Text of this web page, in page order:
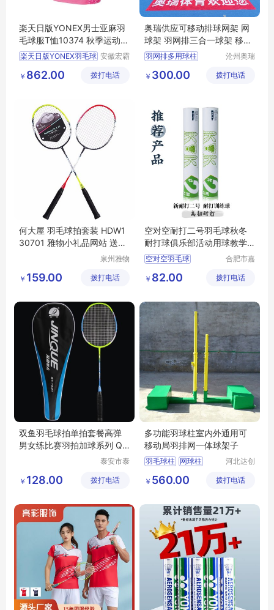
楽天日版YONEX男士亚麻羽
毛球服T恤10374 秋季运动球
衣现货
楽天日版YONEX羽毛球 安徽宏霸
有限公司
￥ 862.00 拨打电话
奥瑞供应可移动排球网架 网
球架 羽网排三合一球架 移动
羽毛球柱
羽网排多用球柱
气排球中
沧州奥瑞
制造有限
￥ 300.00 拨打电话
何大屋 羽毛球拍套装 HDW1
30701 雅物小礼品网站 送长
辈健身礼物 MY-ACJJ-（T）
泉州雅物
公司
￥ 159.00 拨打电话
空对空耐打二号羽毛球秋冬
耐打球俱乐部活动用球教学
训练用球
空对空羽毛球
训练羽毛球
合肥市嘉
育用品有
￥ 82.00 拨打电话
双鱼羽毛球拍单拍套餐高弹
男女练比赛羽拍加球系列 QT
泰安市泰
瑞特健身
￥ 128.00 拨打电话
多功能羽球柱室内外通用可
移动局羽排网一体球架子
羽毛球柱 网球柱
铸铁羽毛球柱
河北达创
有限公司
￥ 560.00 拨打电话